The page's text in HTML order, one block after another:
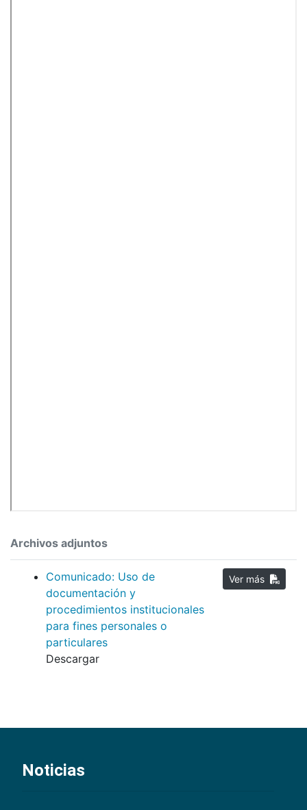
Archivos adjuntos
Comunicado: Uso de
documentación y
procedimientos institucionales
para fines personales o
particulares
Descargar
Noticias